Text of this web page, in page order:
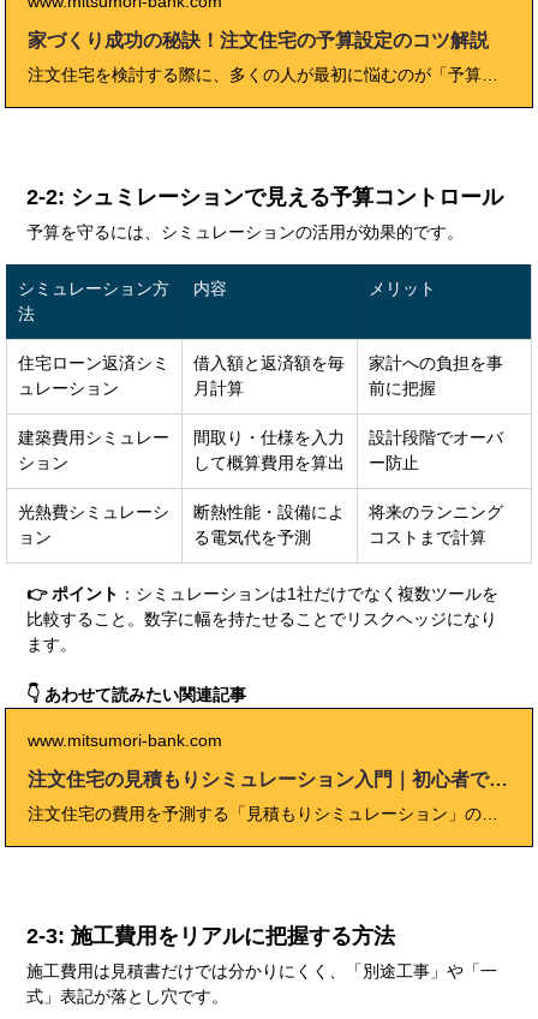
家づくり成功の秘訣！注文住宅の予算設定のコツ解説
2-2: シュミレーションで見える予算コントロール
予算を守るには、シミュレーションの活用が効果的です。
シミュレーション方
法
内容 メリット
住宅ローン返済シミ
ュレーション
借入額と返済額を毎
月計算
家計への負担を事
前に把握
建築費用シミュレー
ション
間取り・仕様を入力
して概算費用を算出
設計段階でオーバ
ー防止
光熱費シミュレーシ
ョン
断熱性能・設備によ
る電気代を予測
将来のランニング
コストまで計算
👉 ポイント ：シミュレーションは1社だけでなく複数ツールを
比較すること。数字に幅を持たせることでリスクヘッジになり
ます。
👇 あわせて読みたい関連記事
www.mitsumori-bank.com
注文住宅の見積もりシミュレーション入門｜初心者でも簡単にできる費用予測と注意点
2-3: 施工費用をリアルに把握する方法
施工費用は見積書だけでは分かりにくく、「別途工事」や「一
式」表記が落とし穴です。